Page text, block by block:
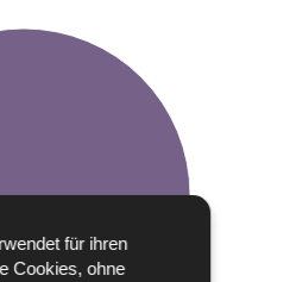
für ihren
Cookies, ohne